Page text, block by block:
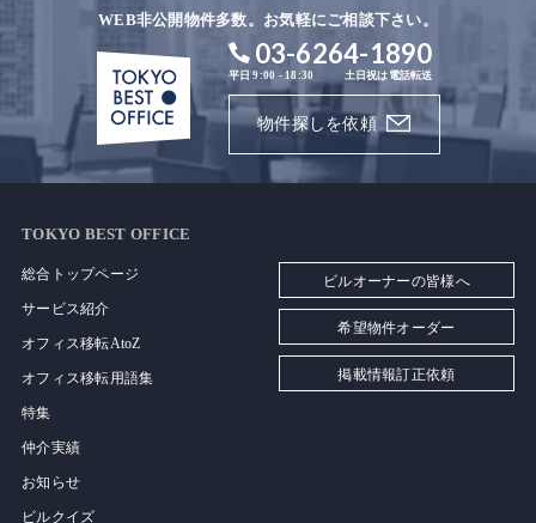
WEB非公開物件多数。お気軽にご相談下さい。
03-6264-1890
平日 9:00 - 18:30 土日祝は電話転送
物件探しを依頼
TOKYO BEST OFFICE
総合トップページ
サービス紹介
オフィス移転AtoZ
オフィス移転用語集
特集
仲介実績
お知らせ
ビルクイズ
ビルオーナーの皆様へ
希望物件オーダー
掲載情報訂正依頼